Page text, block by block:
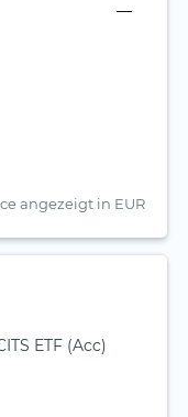
—
angezeigt in EUR
ETF (Acc)